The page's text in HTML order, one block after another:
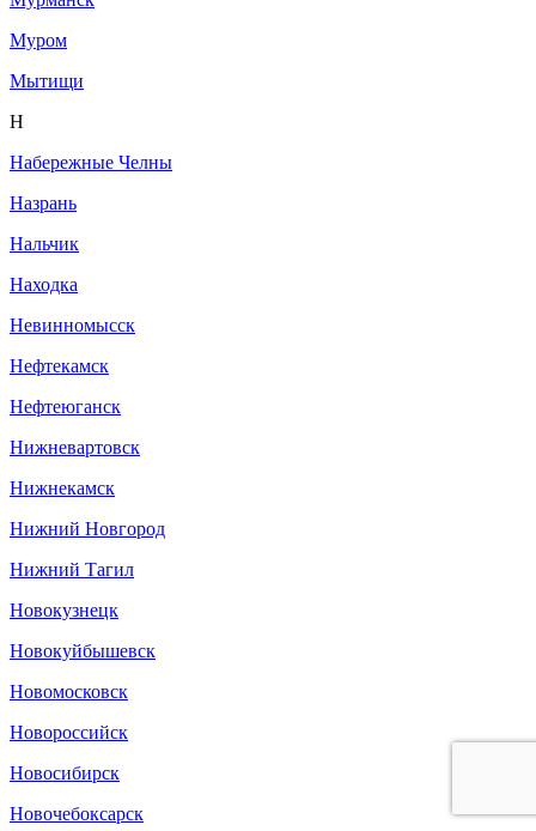
Муром
Мытищи
Н
Набережные Челны
Назрань
Нальчик
Находка
Невинномысск
Нефтекамск
Нефтеюганск
Нижневартовск
Нижнекамск
Нижний Новгород
Нижний Тагил
Новокузнецк
Новокуйбышевск
Новомосковск
Новороссийск
Новосибирск
Новочебоксарск